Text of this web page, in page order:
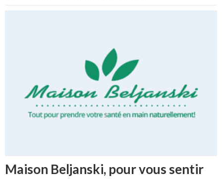
Maison Beljanski, pour vous sentir